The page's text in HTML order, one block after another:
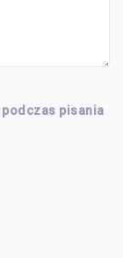
pisania